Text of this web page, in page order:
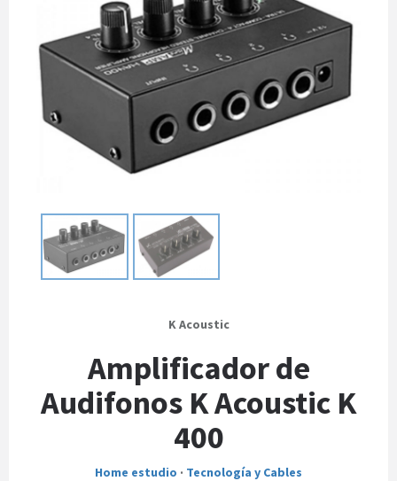
K Acoustic
Amplificador de
Audifonos K Acoustic K
400
Home estudio · Tecnología y Cables